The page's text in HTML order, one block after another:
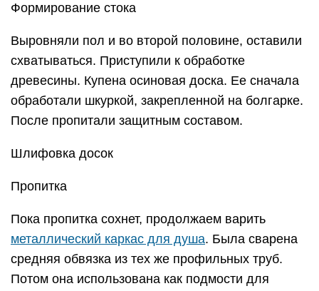
Формирование стока
Выровняли пол и во второй половине, оставили
схватываться. Приступили к обработке
древесины. Купена осиновая доска. Ее сначала
обработали шкуркой, закрепленной на болгарке.
После пропитали защитным составом.
Шлифовка досок
Пропитка
Пока пропитка сохнет, продолжаем варить
металлический каркас для душа. Была сварена
средняя обвязка из тех же профильных труб.
Потом она использована как подмости для